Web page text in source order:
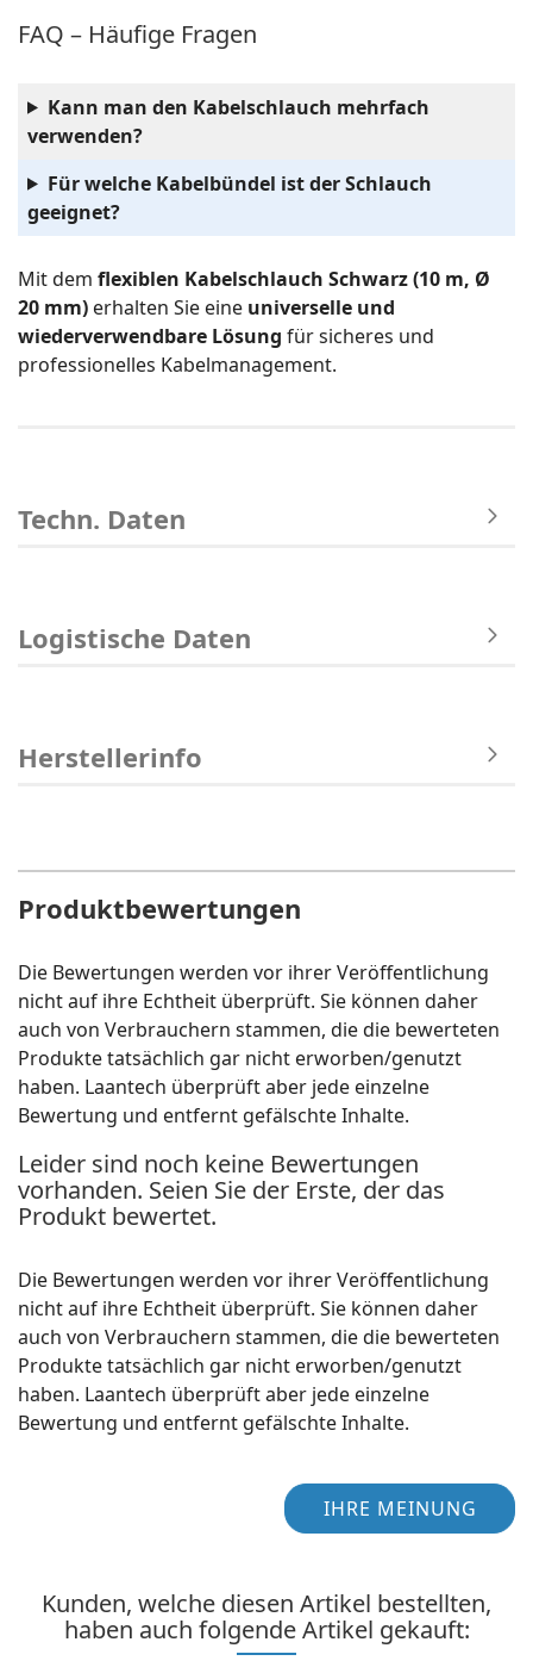
FAQ – Häufige Fragen
Kann man den Kabelschlauch mehrfach
verwenden?
Für welche Kabelbündel ist der Schlauch
geeignet?
Mit dem flexiblen Kabelschlauch Schwarz (10 m, Ø
20 mm) erhalten Sie eine universelle und
wiederverwendbare Lösung für sicheres und
professionelles Kabelmanagement.
Techn. Daten
Logistische Daten
Herstellerinfo
Produktbewertungen
Die Bewertungen werden vor ihrer Veröffentlichung
nicht auf ihre Echtheit überprüft. Sie können daher
auch von Verbrauchern stammen, die die bewerteten
Produkte tatsächlich gar nicht erworben/genutzt
haben. Laantech überprüft aber jede einzelne
Bewertung und entfernt gefälschte Inhalte.
Leider sind noch keine Bewertungen
vorhanden. Seien Sie der Erste, der das
Produkt bewertet.
Die Bewertungen werden vor ihrer Veröffentlichung
nicht auf ihre Echtheit überprüft. Sie können daher
auch von Verbrauchern stammen, die die bewerteten
Produkte tatsächlich gar nicht erworben/genutzt
haben. Laantech überprüft aber jede einzelne
Bewertung und entfernt gefälschte Inhalte.
IHRE MEINUNG
Kunden, welche diesen Artikel bestellten,
haben auch folgende Artikel gekauft: